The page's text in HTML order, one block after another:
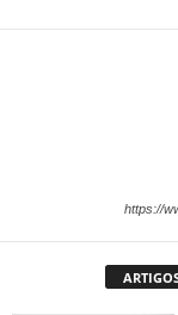
https://